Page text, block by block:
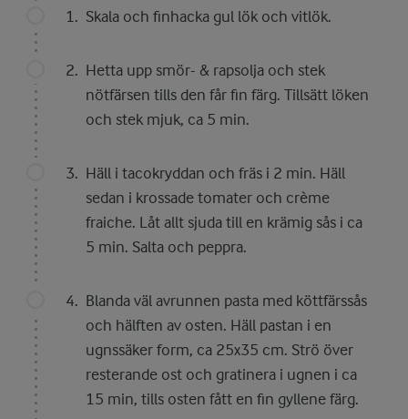
Skala och finhacka gul lök och vitlök.
Hetta upp smör- & rapsolja och stek
nötfärsen tills den får fin färg. Tillsätt löken
och stek mjuk, ca 5 min.
Häll i tacokryddan och fräs i 2 min. Häll
sedan i krossade tomater och crème
fraiche. Låt allt sjuda till en krämig sås i ca
5 min. Salta och peppra.
Blanda väl avrunnen pasta med köttfärssås
och hälften av osten. Häll pastan i en
ugnssäker form, ca 25x35 cm. Strö över
resterande ost och gratinera i ugnen i ca
15 min, tills osten fått en fin gyllene färg.